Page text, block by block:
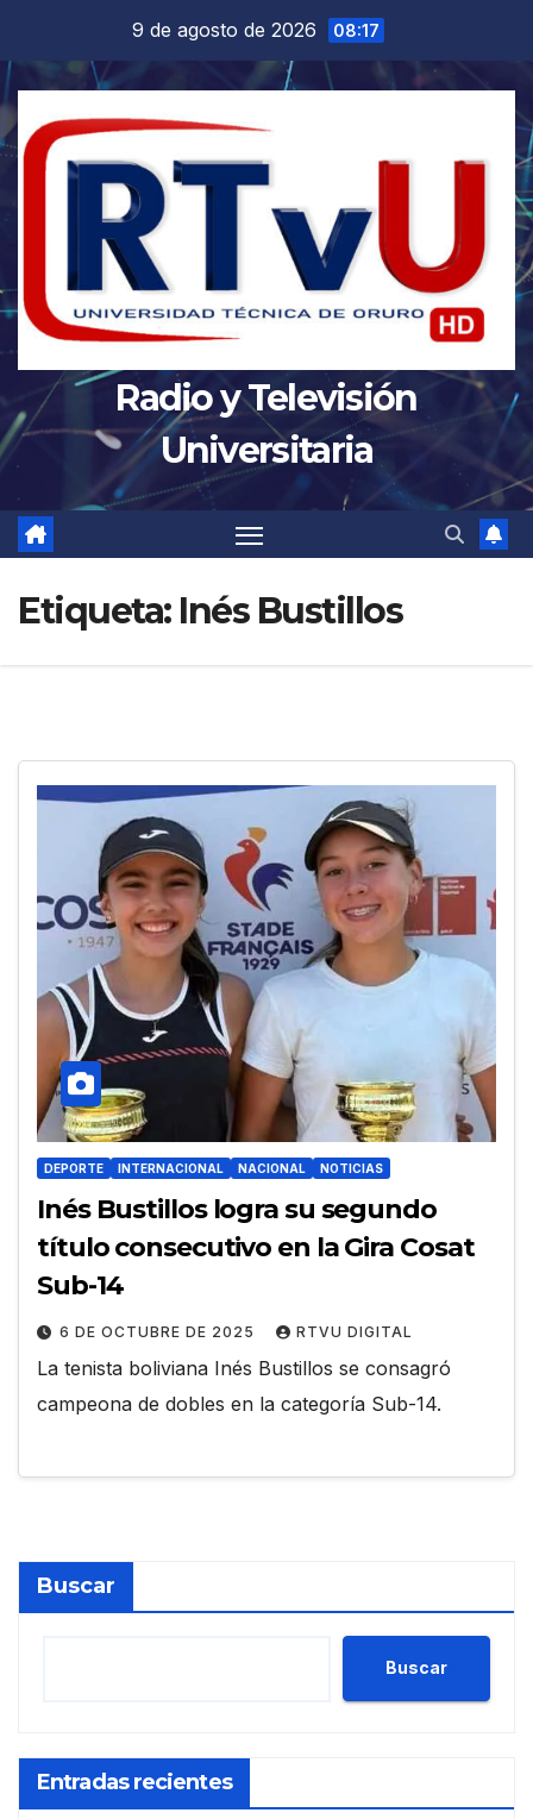
contenido
9 de agosto de 2026 08:17
Radio y Televisión
Universitaria
Etiqueta: Inés Bustillos
DEPORTE INTERNACIONAL NACIONAL NOTICIAS
Inés Bustillos logra su segundo
título consecutivo en la Gira Cosat
Sub-14
6 DE OCTUBRE DE 2025 RTVU DIGITAL
La tenista boliviana Inés Bustillos se consagró
campeona de dobles en la categoría Sub-14.
Buscar
Buscar
Entradas recientes